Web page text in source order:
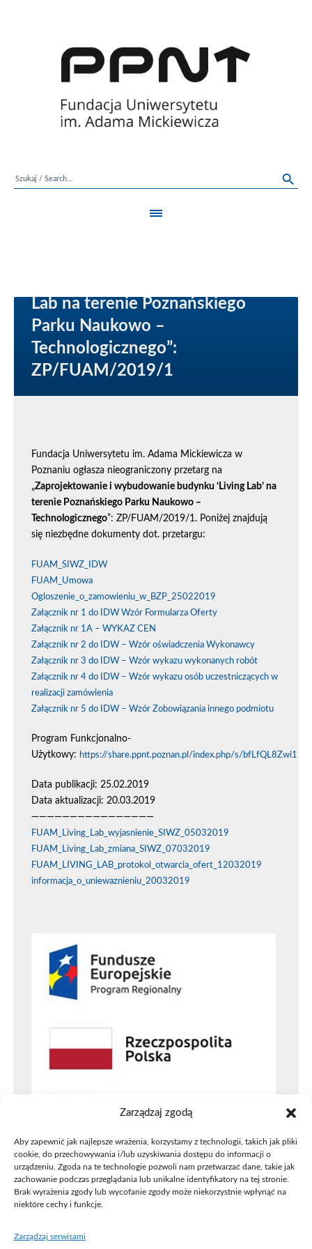
Zarządzaj zgodą
Aby zapewnić jak najlepsze wrażenia, korzystamy z technologii, takich jak pliki
cookie, do przechowywania i/lub uzyskiwania dostępu do informacji o
urządzeniu. Zgoda na te technologie pozwoli nam przetwarzać dane, takie jak
zachowanie podczas przeglądania lub unikalne identyfikatory na tej stronie.
Brak wyrażenia zgody lub wycofanie zgody może niekorzystnie wpłynąć na
niektóre cechy i funkcje.
Zarządzaj serwisami
Lab na terenie Poznańskiego
Parku Naukowo –
Technologicznego”:
ZP/FUAM/2019/1
Fundacja Uniwersytetu im. Adama Mickiewicza w
Poznaniu ogłasza nieograniczony przetarg na
„Zaprojektowanie i wybudowanie budynku ‘Living Lab’ na
terenie Poznańskiego Parku Naukowo –
Technologicznego”: ZP/FUAM/2019/1. Poniżej znajdują
się niezbędne dokumenty dot. przetargu:
FUAM_SIWZ_IDW
FUAM_Umowa
Ogloszenie_o_zamowieniu_w_BZP_25022019
Załącznik nr 1 do IDW Wzór Formularza Oferty
Załącznik nr 1A – WYKAZ CEN
Załącznik nr 2 do IDW – Wzór oświadczenia Wykonawcy
Załącznik nr 3 do IDW – Wzór wykazu wykonanych robót
Załącznik nr 4 do IDW – Wzór wykazu osób uczestniczących w
realizacji zamówienia
Załącznik nr 5 do IDW – Wzór Zobowiązania innego podmiotu
Program Funkcjonalno-
Użytkowy: https://share.ppnt.poznan.pl/index.php/s/
Data publikacji: 25.02.2019
Data aktualizacji: 20.03.2019
————————————————
FUAM_Living_Lab_wyjasnienie_SIWZ_05032019
FUAM_Living_Lab_zmiana_SIWZ_07032019
FUAM_LIVING_LAB_protokol_otwarcia_ofert_12032019
informacja_o_uniewaznieniu_20032019